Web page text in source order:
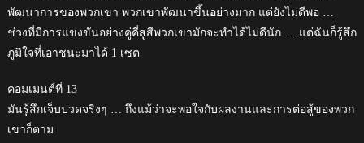
พัฒนาการของพวกเขา พวกเขาพัฒนาขึ้นอย่างมาก แต่ยังไม่ดีพอ …
ช่วงที่มีการแข่งขันอย่างคู่คี่สูสีพวกเขามักจะทำได้ไม่ดีนัก … แต่ฉันก็รู้สึก
ภูมิใจที่เอาชนะมาได้ 1 เซต
คอมเมนต์ที่ 13
มันรู้สึกเจ็บปวดจริงๆ … ถึงแม้ว่าจะพอใจกับผลงานและการต่อสู้ของพวก
เขาก็ตาม